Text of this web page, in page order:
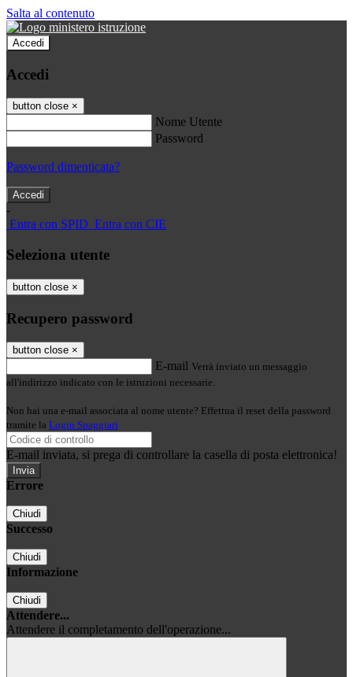
Salta al contenuto
Accedi
Accedi
button close ×
Nome Utente
Password
Password dimenticata?
-
Entra con SPID Entra con CIE
Seleziona utente
button close ×
Recupero password
button close ×
E-mail Verrà inviato un messaggio
all'indirizzo indicato con le istruzioni necessarie.
Non hai una e-mail associata al nome utente? Effettua il reset della password
tramite la Login Spaggiari
E-mail inviata, si prega di controllare la casella di posta elettronica!
Errore
Chiudi
Successo
Chiudi
Informazione
Chiudi
Attendere...
Attendere il completamento dell'operazione...